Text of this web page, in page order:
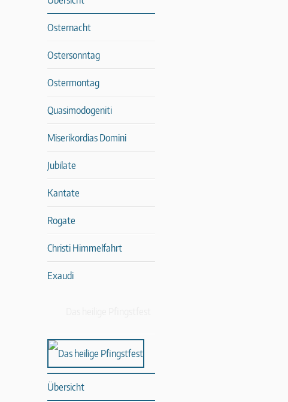
Osternacht
Ostersonntag
Ostermontag
Quasimodogeniti
Miserikordias Domini
Jubilate
Kantate
Rogate
Christi Himmelfahrt
Exaudi
Übersicht